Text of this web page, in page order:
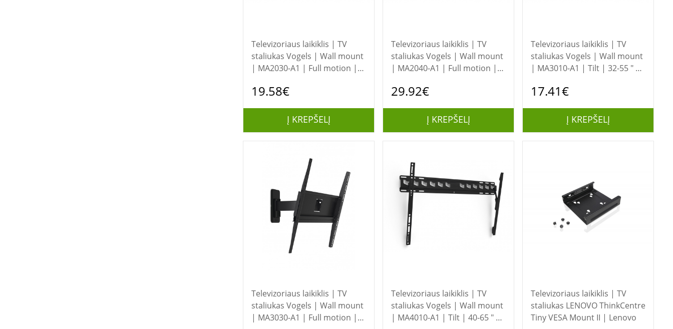
Televizoriaus laikiklis | TV
staliukas Vogels | Wall mount
| MA2030-A1 | Full motion |
(capacity) 15 kg | Black
19.58€
Į KREPŠELĮ
Televizoriaus laikiklis | TV
staliukas Vogels | Wall mount
| MA2040-A1 | Full motion |
(capacity) 15 kg | Black
29.92€
Į KREPŠELĮ
Televizoriaus laikiklis | TV
staliukas Vogels | Wall mount
| MA3010-A1 | Tilt | 32-55 " |
kg | Black
17.41€
Į KREPŠELĮ
Televizoriaus laikiklis | TV
staliukas Vogels | Wall mount
| MA3030-A1 | Full motion |
Televizoriaus laikiklis | TV
staliukas Vogels | Wall mount
| MA4010-A1 | Tilt | 40-65 " |
Televizoriaus laikiklis | TV
staliukas LENOVO ThinkCentre
Tiny VESA Mount II | Lenovo